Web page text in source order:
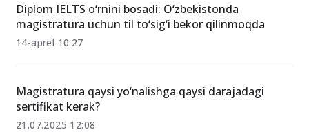
Diplom IELTS o‘rnini bosadi: O‘zbekistonda
magistratura uchun til to‘sig‘i bekor qilinmoqda
14-aprel 10:27
Magistratura qaysi yo‘nalishga qaysi darajadagi
sertifikat kerak?
21.07.2025 12:08